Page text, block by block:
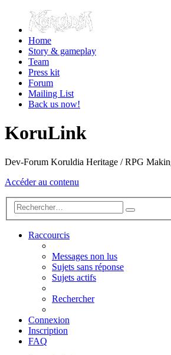
Home
Story & gameplay
Team
Press kit
Forum
Mailing List
Back us now!
KoruLink
Dev-Forum Koruldia Heritage / RPG
Accéder au contenu
Raccourcis
Messages non lus
Sujets sans réponse
Sujets actifs
Rechercher
Connexion
Inscription
FAQ